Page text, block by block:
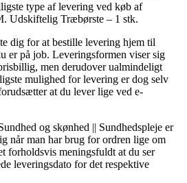
type af levering ved køb af
Udskiftelig Træbørste – 1 stk.
dig for at bestille levering hjem til
er på job. Leveringsformen viser sig
men derudover ualmindeligt
mulighed for levering er dog selv
at du lever lige ved e-
og skønhed || Sundhedspleje er
når man har brug for ordren lige om
forholdsvis meningsfuldt at du ser
leveringsdato for det respektive